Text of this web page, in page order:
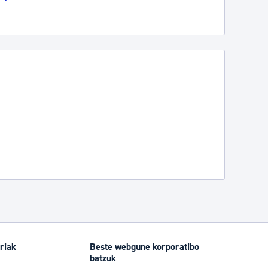
Beste webgune korporatibo
batzuk